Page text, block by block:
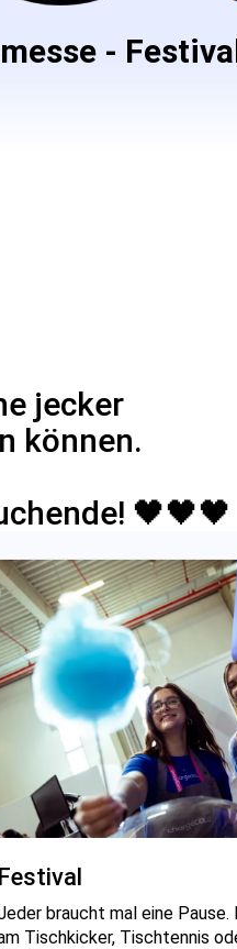
-
jecker
können.
🖤🖤🖤
Festival
braucht mal eine Pause.
Tischkicker, Tischtennis